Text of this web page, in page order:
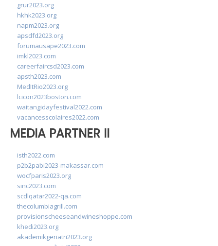
grur2023.org
hkhk2023.org
napm2023.org
apsdfd2023.org
forumausape2023.com
imkl2023.com
careerfaircsd2023.com
apsth2023.com
MedItRio2023.org
lcicon2023boston.com
waitangidayfestival2022.com
vacancesscolaires2022.com
MEDIA PARTNER II
isth2022.com
p2b2pabi2023-makassar.com
wocfparis2023.org
sinc2023.com
scdlqatar2022-qa.com
thecolumbiagrill.com
provisionscheeseandwineshoppe.com
khedi2023.org
akademikgeriatri2023.org